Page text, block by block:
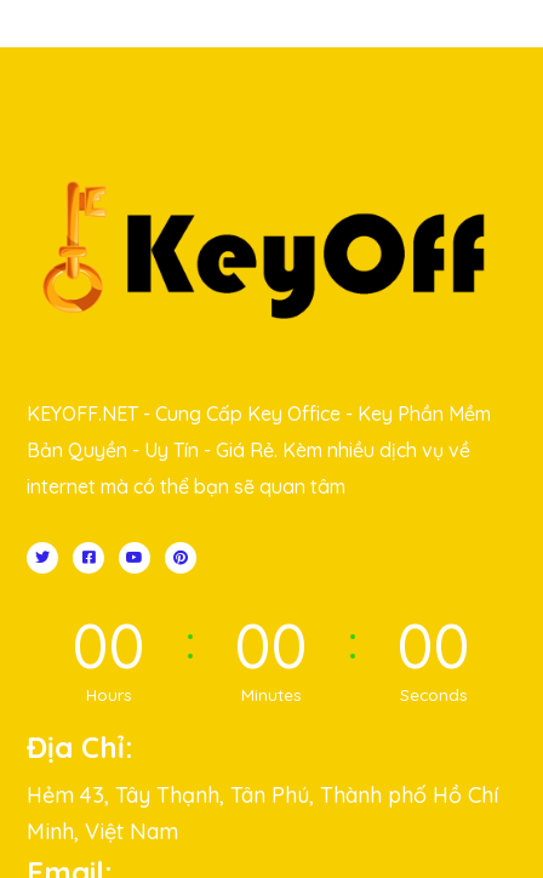
KEYOFF.NET - Cung Cấp Key Office - Key Phần Mềm
Bản Quyền - Uy Tín - Giá Rẻ. Kèm nhiều dịch vụ về
internet mà có thể bạn sẽ quan tâm
00
Hours
00
Minutes
00
Seconds
Địa Chỉ:
Hẻm 43, Tây Thạnh, Tân Phú, Thành phố Hồ Chí
Minh, Việt Nam